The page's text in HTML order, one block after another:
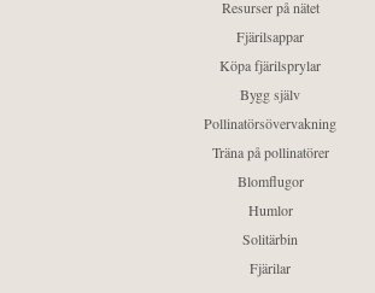
Resurser på nätet
Fjärilsappar
Köpa fjärilsprylar
Bygg själv
Pollinatörsövervakning
Träna på pollinatörer
Blomflugor
Humlor
Solitärbin
Fjärilar